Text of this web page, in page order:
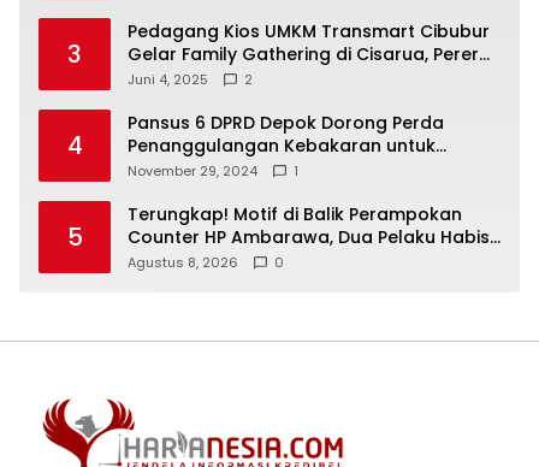
3
Pedagang Kios UMKM Transmart Cibubur
Gelar Family Gathering di Cisarua, Pererat
Silaturahmi dan Kekompakan
Juni 4, 2025 2
4
Pansus 6 DPRD Depok Dorong Perda
Penanggulangan Kebakaran untuk
Keselamatan Warga
November 29, 2024 1
5
Terungkap! Motif di Balik Perampokan
Counter HP Ambarawa, Dua Pelaku Habisi
Pemilik Toko dan Bawa puluhan HP
Agustus 8, 2026 0